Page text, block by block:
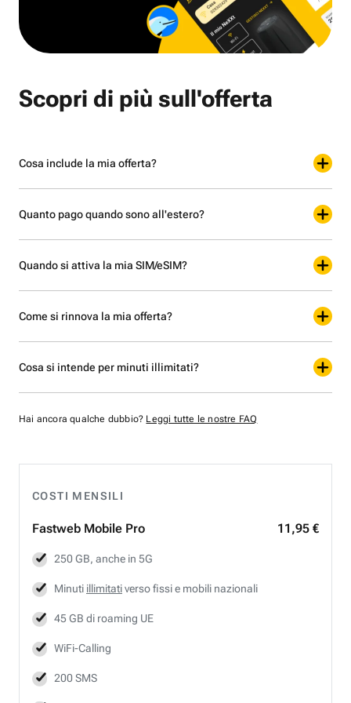
COSTI MENSILI
Fastweb Mobile Pro 11,95 €
250 GB, anche in 5G
Minuti illimitativerso fissi e mobili nazionali
45 GB di roaming UE
WiFi-Calling
200 SMS
Scopri di più sull'offerta
Cosa include la mia offerta?
Quanto pago quando sono all'estero?
Quando si attiva la mia SIM/eSIM?
Come si rinnova la mia offerta?
Cosa si intende per minuti illimitati?
Hai ancora qualche dubbio? Leggi tutte le nostre FAQ